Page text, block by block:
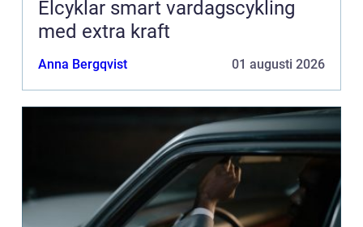
Elcyklar smart vardagscykling
med extra kraft
Anna Bergqvist 01 augusti 2026